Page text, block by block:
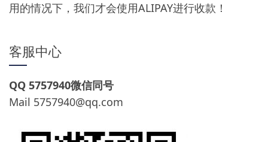
用的情况下，我们才会使用ALIPAY进行收款！
客服中心
QQ 5757940微信同号
Mail 5757940@qq.com